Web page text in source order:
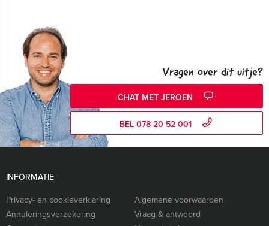
Vragen over dit uitje?
CHAT MET JEROEN
BEL 078 20 52 001
INFORMATIE
Privacy- en cookieverklaring
Algemene voorwaarden
Annuleringsverzekering
Vraag & antwoord